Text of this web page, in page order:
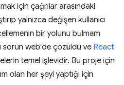
için çağrılar arasındaki
yalnızca değişen kullanıcı
bir yolunu bulmam
sorun web'de çözüldü ve React
temel işlevidir. Bu proje için
olan her şeyi yaptığı için